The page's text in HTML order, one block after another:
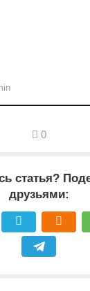
0
статья?
друзьями: